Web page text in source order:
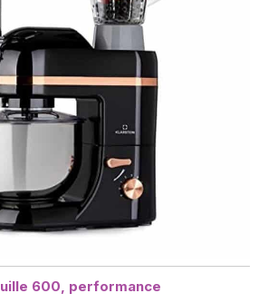
600, performance